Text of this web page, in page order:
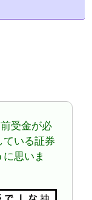
受金が必
ている証券
思いま